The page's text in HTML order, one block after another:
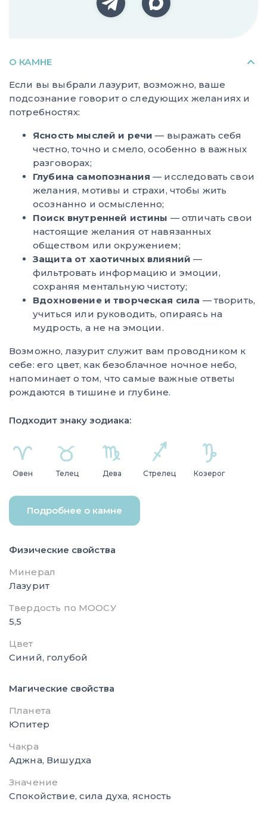
О КАМНЕ
Если вы выбрали лазурит, возможно, ваше
подсознание говорит о следующих желаниях и
потребностях:
Ясность мыслей и речи — выражать себя
честно, точно и смело, особенно в важных
разговорах;
Глубина самопознания — исследовать свои
желания, мотивы и страхи, чтобы жить
осознанно и осмысленно;
Поиск внутренней истины — отличать свои
настоящие желания от навязанных
обществом или окружением;
Защита от хаотичных влияний —
фильтровать информацию и эмоции,
сохраняя ментальную чистоту;
Вдохновение и творческая сила — творить,
учиться или руководить, опираясь на
мудрость, а не на эмоции.
Возможно, лазурит служит вам проводником к
себе: его цвет, как безоблачное ночное небо,
напоминает о том, что самые важные ответы
рождаются в тишине и глубине.
Подходит знаку зодиака:
Овен Телец Дева Стрелец Козерог
Подробнее о камне
Физические свойства
Минерал
Лазурит
Твердость по МООСУ
5,5
Цвет
Синий, голубой
Магические свойства
Планета
Юпитер
Чакра
Аджна, Вишудха
Значение
Спокойствие, сила духа, ясность